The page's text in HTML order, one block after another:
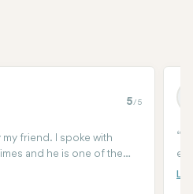
5/5
my friend. I spoke with
and he is one of the
me through of all the